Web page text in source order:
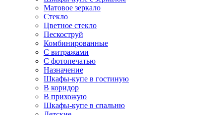
Матовое зеркало
Стекло
Цветное стекло
Пескоструй
Комбинированные
С витражами
С фотопечатью
Назначение
Шкафы-купе в гостиную
В коридор
В прихожую
Шкафы-купе в спальню